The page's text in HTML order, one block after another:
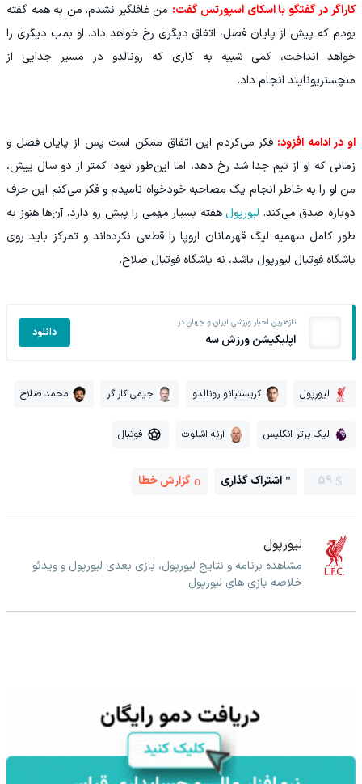
کاراگر در گفتگو با اسکای اسپورتس گفت: من غافلگیر نشدم. من به همه گفته
بودم که پیش از پایان فصل، اتفاق دیگری رخ خواهد داد. او بمب دیگری را
خواهد انداخت، کمی شبیه به کاری که رونالدو در مسیر جدایی از
منچستریونایتد انجام داد.
او در ادامه افزود: فکر می‌کردم این اتفاق ممکن است پس از پایان فصل و
زمانی که او از تیم جدا شد رخ دهد، اما این‌طور نبود. کمتر از دو سال پیش،
من او را به خاطر انجام یک مصاحبه خودخواه نامیدم و فکر می‌کنم این حرف
دوباره صدق می‌کند. لیورپول هفته بسیار مهمی را پیش رو دارد. آن‌ها هنوز به
طور کامل سهمیه لیگ قهرمانان اروپا را قطعی نکرده‌اند و تمرکز باید روی
باشگاه فوتبال لیورپول باشد، نه باشگاه فوتبال صلاح.
تازه‌ترین اخبار ورزشی ایران و جهان در
اپلیکیشن ورزش سه دانلود
لیورپول کریستیانو رونالدو جیمی کاراگر محمد صلاح
لیگ برتر انگلیس آرنه اشلوت فوتبال
59 اشتراک گذاری گزارش خطا
لیورپول
مشاهده برنامه و نتایج لیورپول، بازی بعدی لیورپول و ویدئو
خلاصه بازی های لیورپول